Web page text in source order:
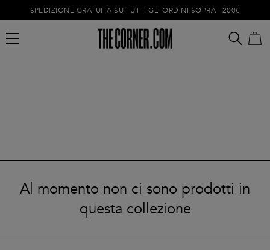
SPEDIZIONE GRATUITA SU TUTTI GLI ORDINI SOPRA I 200€
Carrello vuoto
Al momento non ci sono prodotti in
questa collezione